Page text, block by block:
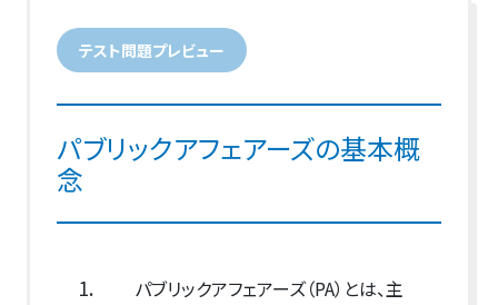
テスト問題プレビュー
パブリックアフェアーズの基本概
念
1.
パブリックアフェアーズ（PA）とは、主